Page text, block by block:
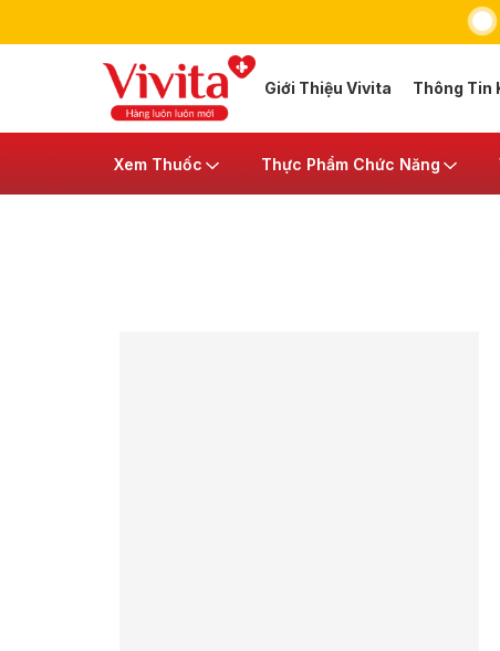
Giới Thiệu Vivita Thông Tin
Xem Thuốc Thực Phẩm Chức Năng